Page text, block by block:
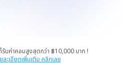
รับค่าคอมสูงสุดกว่า ฿10,000 บาท !
ละเอียดเพิ่มเติม คลิกเลย